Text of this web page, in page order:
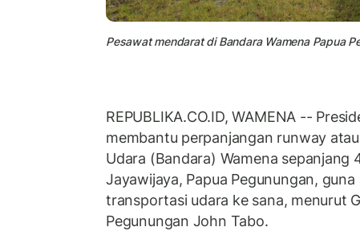
Pesawat mendarat di Bandara Wamena Papua
REPUBLIKA.CO.ID, WAMENA --
membantu perpanjangan runway
Udara (Bandara) Wamena sepanjang
Jayawijaya, Papua Pegunungan,
transportasi udara ke sana, menurut
Pegunungan John Tabo.